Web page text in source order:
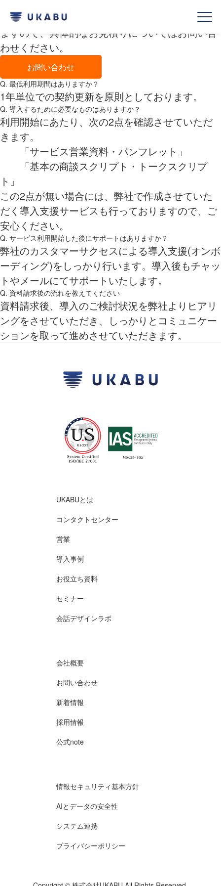
お客さまの環境や使い方により料金体系が変わり
ますので、具体的なお見積りについてはお問い合
わせください。
お問い合わせ
Q. 最低利用期間はありますか？
1年単位での契約更新を原則としております。
Q. 導入するために必要なものはありますか？
利用開始にあたり、次の2点を確認させていただ
きます。
「サービス営業資料・パンフレット」
「基本の商談スクリプト・トークスクリプ
ト」
この2点が無い場合には、弊社で作成させていた
だく導入支援サービスも行っておりますので、ご
安心ください。
Q. サービス利用開始した後にサポートはありますか？
弊社のカスタマーサクセスによる導入支援(オンボ
ーディング)をしっかり行います。導入後もチャッ
トやメールにてサポートいたします。
Q. 資料請求後の流れを教えてください
資料請求後、導入のご検討状況を弊社よりヒアリ
ングをさせていただき、しっかりとコミュニケー
ションを取って進めさせていただきます。
UKABUとは
コンタクトセンター
営業
導入事例
お役立ち資料
セミナー
会話デザインラボ
会社概要
お問い合わせ
新着情報
採用情報
公式note
情報セキュリティ基本方針
AIとデータの安全性
システム連携
プライバシーポリシー